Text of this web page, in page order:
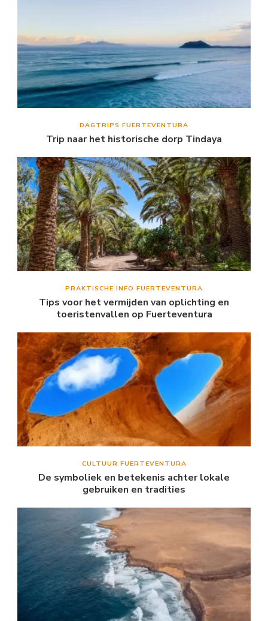
DAGTRIPS FUERTEVENTURA
Trip naar het historische dorp Tindaya
PRAKTISCHE INFO FUERTEVENTURA
Tips voor het vermijden van oplichting en
toeristenvallen op Fuerteventura
CULTUUR FUERTEVENTURA
De symboliek en betekenis achter lokale
gebruiken en tradities